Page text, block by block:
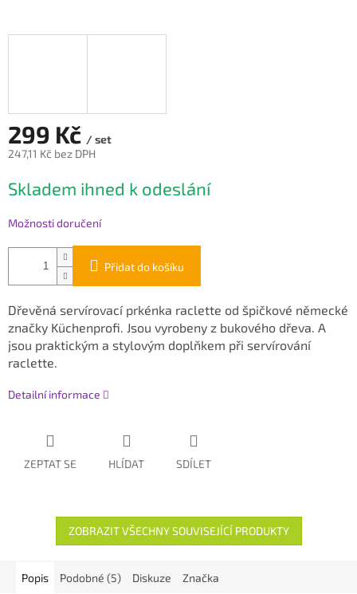
299 Kč / set
247,11 Kč bez DPH
cena:
Skladem ihned k odeslání
Možnosti doručení
Přidat do košíku
Dřevěná servírovací prkénka raclette od špičkové německé
značky Küchenprofi. Jsou vyrobeny z bukového dřeva. A
jsou praktickým a stylovým doplňkem při servírování
raclette.
Detailní informace
ZEPTAT SE HLÍDAT SDÍLET
ZOBRAZIT VŠECHNY SOUVISEJÍCÍ PRODUKTY
Popis Podobné (5) Diskuze Značka